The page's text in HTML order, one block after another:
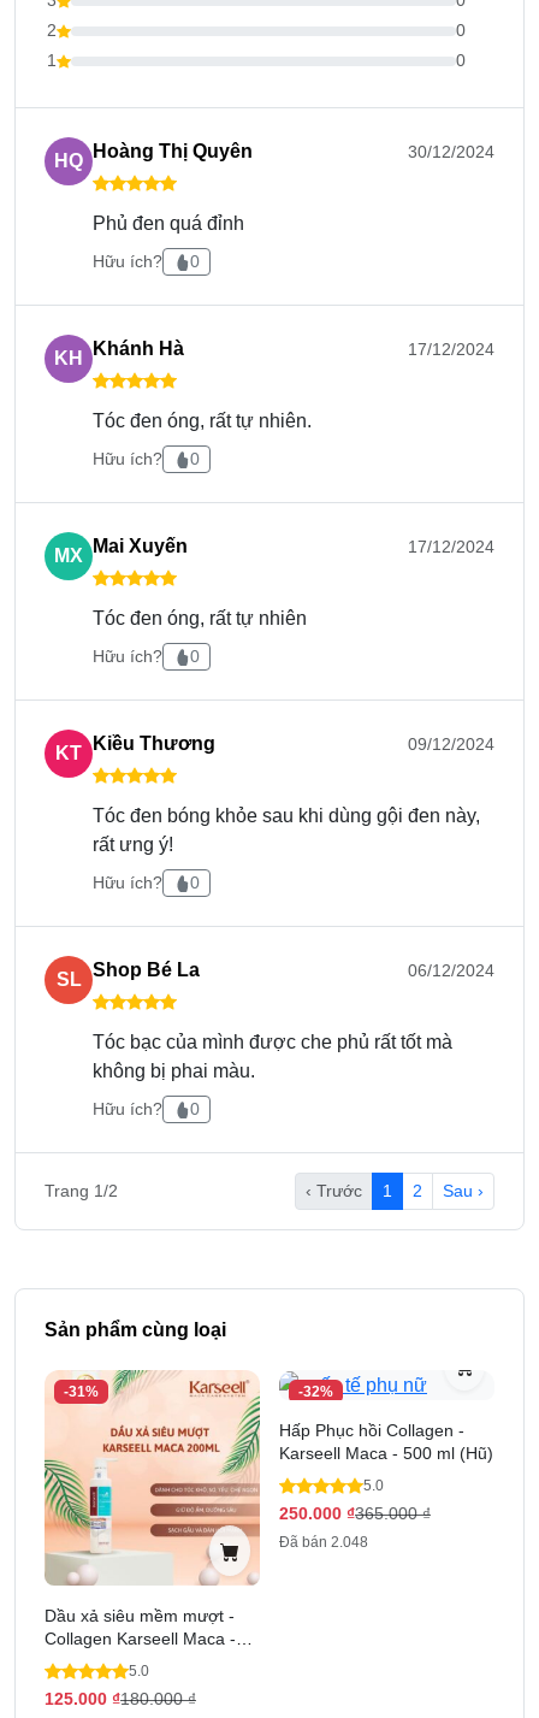
Các bước sử dụng sản phẩm:
Bước 1: Để tóc rút khô hoặc ẩm, sau đó thoa đều
dầu gội lên mái tóc, mát xa da đầu nhẹ nhàng.
Bước 3: Xả lại dầu gội với nước. Sau đó, có thể
đen mượt khỏe mạnh tự nhiên.
Cách kiểm tra hàng chính hãng
KARSEELL
Date in laze.
giả và tem điện tử ở phía trên sản phẩm.
2
0
1
0
HQ Hoàng Thị Quyên 30/12/2024
Phủ đen quá đỉnh
Hữu ích? 0
KH Khánh Hà 17/12/2024
Tóc đen óng, rất tự nhiên.
Hữu ích? 0
MX Mai Xuyến 17/12/2024
Tóc đen óng, rất tự nhiên
Hữu ích? 0
KT Kiều Thương 09/12/2024
Tóc đen bóng khỏe sau khi dùng gội đen này,
rất ưng ý!
Hữu ích? 0
SL Shop Bé La 06/12/2024
Tóc bạc của mình được che phủ rất tốt mà
không bị phai màu.
Hữu ích? 0
Trang 1/2 ‹ Trước 1 2 Sau ›
Sản phẩm cùng loại
-31%
Dầu xả siêu mềm mượt -
Collagen Karseell Maca -
200 ml
5.0
125.000 ₫180.000₫
-32%
Hấp Phục hồi Collagen -
Karseell Maca - 500 ml (Hũ)
5.0
250.000 ₫365.000₫
Đã bán 2.048